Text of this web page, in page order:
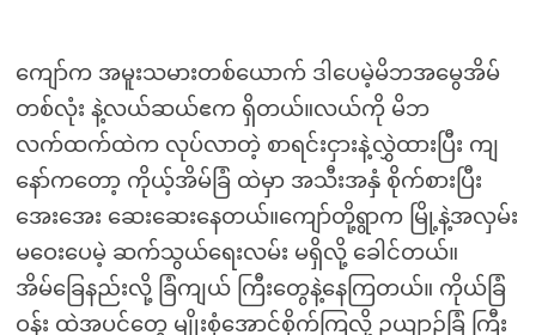
ကျော်က အမူးသမားတစ်ယောက် ဒါပေမဲ့မိဘအမွေအိမ်
တစ်လုံး နဲ့လယ်ဆယ်ဧက ရှိတယ်။လယ်ကို မိဘ
လက်ထက်ထဲက လုပ်လာတဲ့ စာရင်းငှားနဲ့လွှဲထားပြီး ကျ
နော်ကတော့ ကိုယ့်အိမ်ခြံ ထဲမှာ အသီးအနှံ စိုက်စားပြီး
အေးအေး ဆေးဆေးနေတယ်။ကျော်တို့ရွာက မြို့နဲ့အလှမ်း
မဝေးပေမဲ့ ဆက်သွယ်ရေးလမ်း မရှိလို့ ခေါင်တယ်။
အိမ်ခြေနည်းလို့ ခြံကျယ် ကြီးတွေနဲ့နေကြတယ်။ ကိုယ်ခြံ
ဝန်း ထဲအပင်တွေ မျိုးစုံအောင်စိုက်ကြလို့ ဥယျာဉ်ခြံ ကြီး